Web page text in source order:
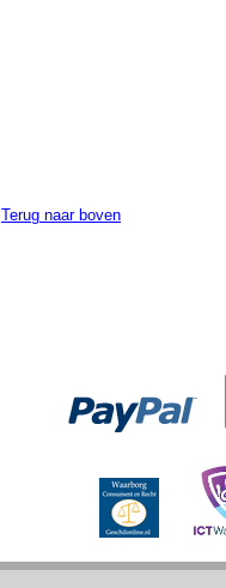
Terug naar boven